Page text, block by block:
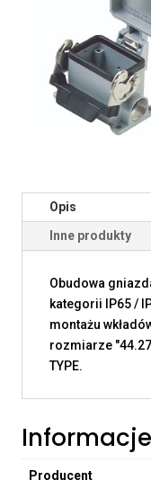
Opis
Inne produkty
Obudowa
kategorii IP65 /
montażu
rozmiarze
TYPE.
Producent